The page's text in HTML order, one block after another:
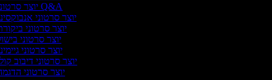
יוצר סרטוני Q&A
יוצר סרטוני
יוצר סרטוני
יוצר סרטוני
יוצר סרטוני
יוצר סרטוני דיבוב
יוצר סרטוני